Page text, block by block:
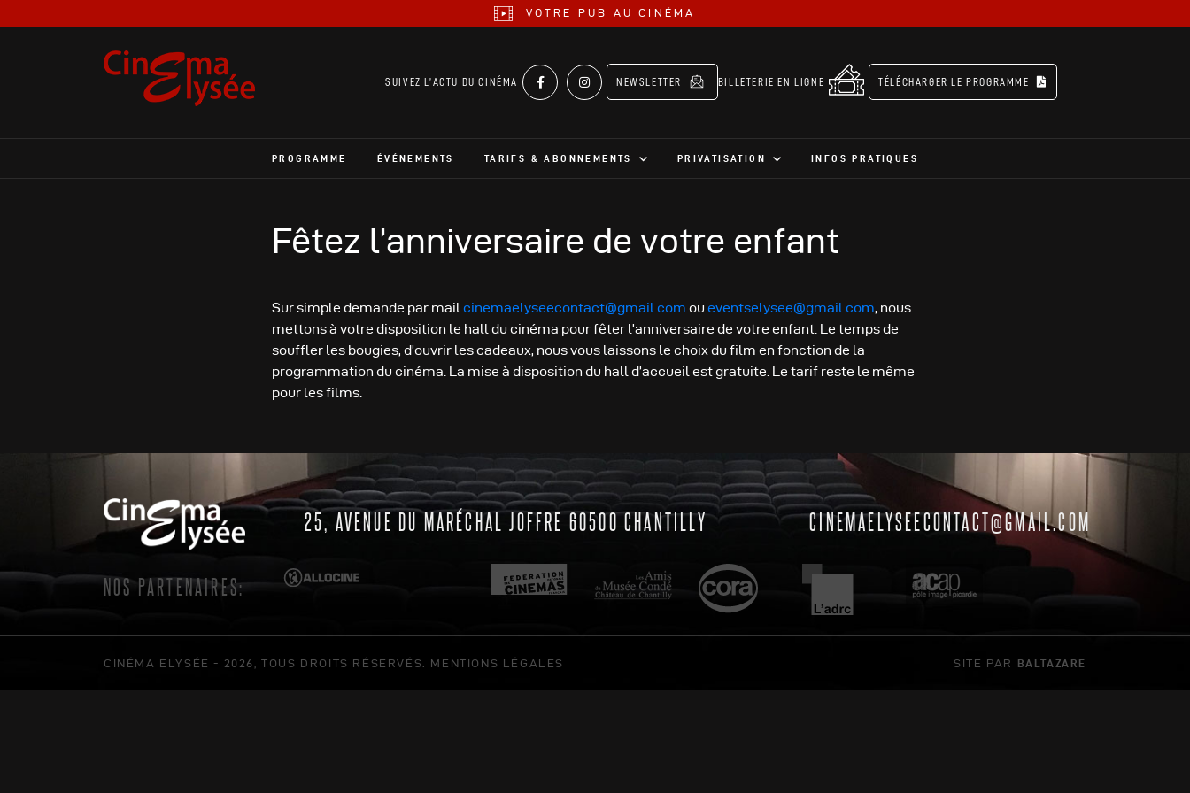
VOTRE PUB AU CINÉMA
SUIVEZ L’ACTU DU CINÉMA NEWSLETTER BILLETERIE EN LIGNE TÉLÉCHARGER LE PROGRAMME
PROGRAMME ÉVÉNEMENTS TARIFS & ABONNEMENTS PRIVATISATION INFOS PRATIQUES
Fêtez l’anniversaire de votre enfant
Sur simple demande par mail cinemaelyseecontact@gmail.com ou eventselysee@gmail.com, nous
mettons à votre disposition le hall du cinéma pour fêter l’anniversaire de votre enfant. Le temps de
souffler les bougies, d’ouvrir les cadeaux, nous vous laissons le choix du film en fonction de la
programmation du cinéma. La mise à disposition du hall d’accueil est gratuite. Le tarif reste le même
pour les films.
25, AVENUE DU MARÉCHAL JOFFRE 60500 CHANTILLY CINEMAELYSEECONTACT@GMAIL.COM
NOS PARTENAIRES:
CINÉMA ELYSÉE - 2026, TOUS DROITS RÉSERVÉS. MENTIONS LÉGALES SITE PAR BALTAZARE